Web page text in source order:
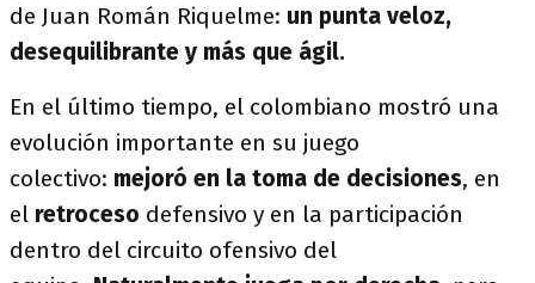
de Juan Román Riquelme: un punta veloz,
desequilibrante y más que ágil.
En el último tiempo, el colombiano mostró una
evolución importante en su juego
colectivo: mejoró en la toma de decisiones, en
el retroceso defensivo y en la participación
dentro del circuito ofensivo del